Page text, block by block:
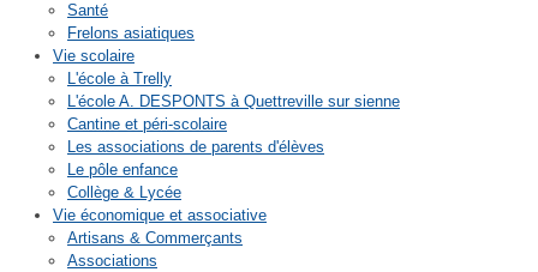
Santé
Frelons asiatiques
Vie scolaire
L'école à Trelly
L'école A. DESPONTS à Quettreville sur sienne
Cantine et péri-scolaire
Les associations de parents d'élèves
Le pôle enfance
Collège & Lycée
Vie économique et associative
Artisans & Commerçants
Associations